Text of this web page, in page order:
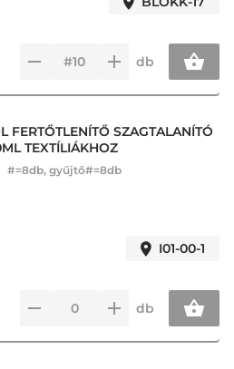
db
FERTŐTLENÍTŐ SZAGTALANÍTÓ
TEXTÍLIÁKHOZ
#=8db, gyűjtő#=8db
I01-00-1
db